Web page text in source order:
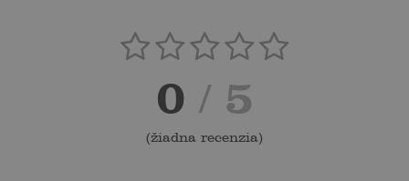
0 / 5
(žiadna recenzia)